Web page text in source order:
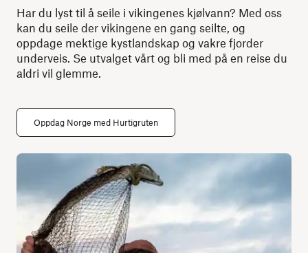
Har du lyst til å seile i vikingenes kjølvann? Med oss
kan du seile der vikingene en gang seilte, og
oppdage mektige kystlandskap og vakre fjorder
underveis. Se utvalget vårt og bli med på en reise du
aldri vil glemme.
Oppdag Norge med Hurtigruten